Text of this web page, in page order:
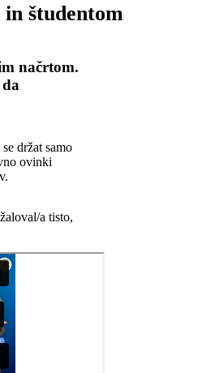
študentom
načrtom.
držat samo
ovinki
a tisto,